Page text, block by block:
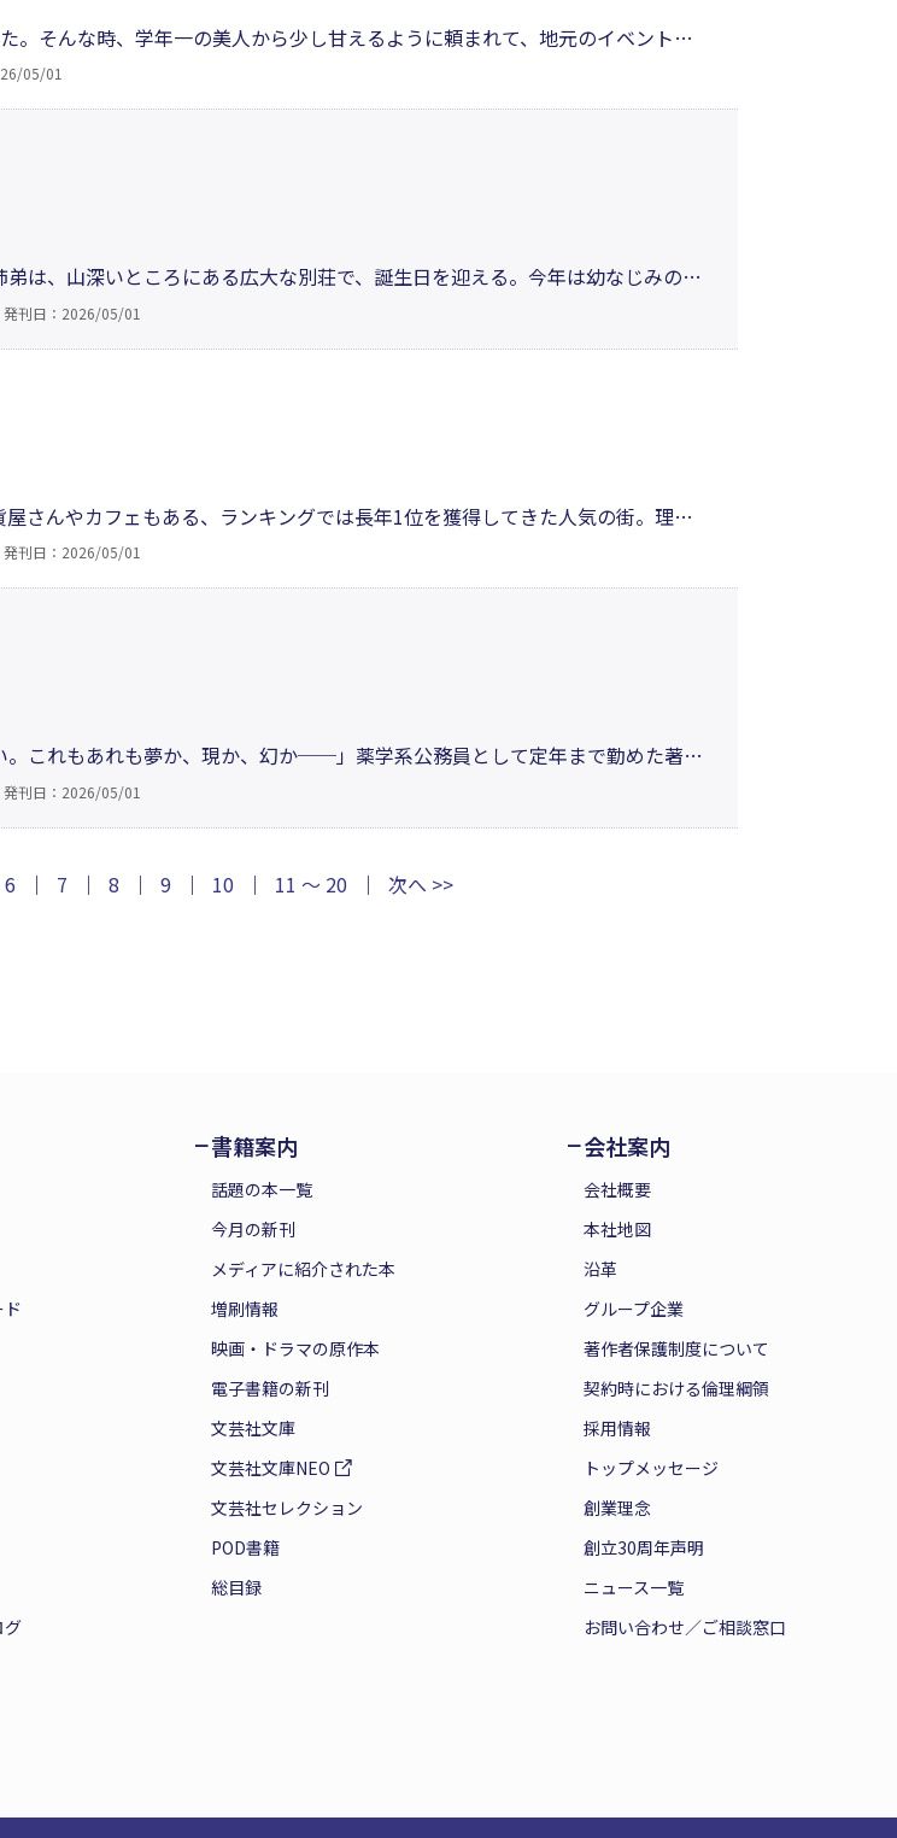
。そんな時、学年一の美人から少し甘えるように頼まれて、地元のイベント
てだらけの芸の稽古に孤軍奮闘。ほのかな恋も見え隠れ。さて、本番でのでき
県柳井市の高校生が祭りをきっかけに「南京玉すだれ」に挑戦する、自伝的フ
05/01
は、山深いところにある広大な別荘で、誕生日を迎える。今年は幼なじみの朱
が心待ちにする。しかし、彼は「仕事の貌」で、県警に出向の刑事と共にやっ
ための謎解きは、朱美が引き受ける羽目に……。愛憎絡み合う華麗なミステリ
発刊日：2026/05/01
さんやカフェもある、ランキングでは長年1位を獲得してきた人気の街。理想
ョン探し。住みたい街に住む幸せを、あなたも味わってみませんか。転職、リ
ション探しや住み替えを考えている人に、ぜひ読んでもらいたいエッセイ。
発刊日：2026/05/01
。これもあれも夢か、現か、幻か──」薬学系公務員として定年まで勤めた著者
記念碑的エッセイ集。自身の足跡のみならず、著者が体験した不思議な出来事
代の天災の記録などを交えて書きあげた、読み応えのある一冊。
発刊日：2026/05/01
6 ｜ 7 ｜ 8 ｜ 9 ｜ 10 ｜ 11 ～ 20 ｜ 次へ >>
グ
書籍案内
話題の本一覧
今月の新刊
メディアに紹介された本
増刷情報
映画・ドラマの原作本
電子書籍の新刊
文芸社文庫
文芸社文庫NEO
文芸社セレクション
POD書籍
総目録
会社案内
会社概要
本社地図
沿革
グループ企業
著作者保護制度について
契約時における倫理綱領
採用情報
トップメッセージ
創業理念
創立30周年声明
ニュース一覧
お問い合わせ／ご相談窓口